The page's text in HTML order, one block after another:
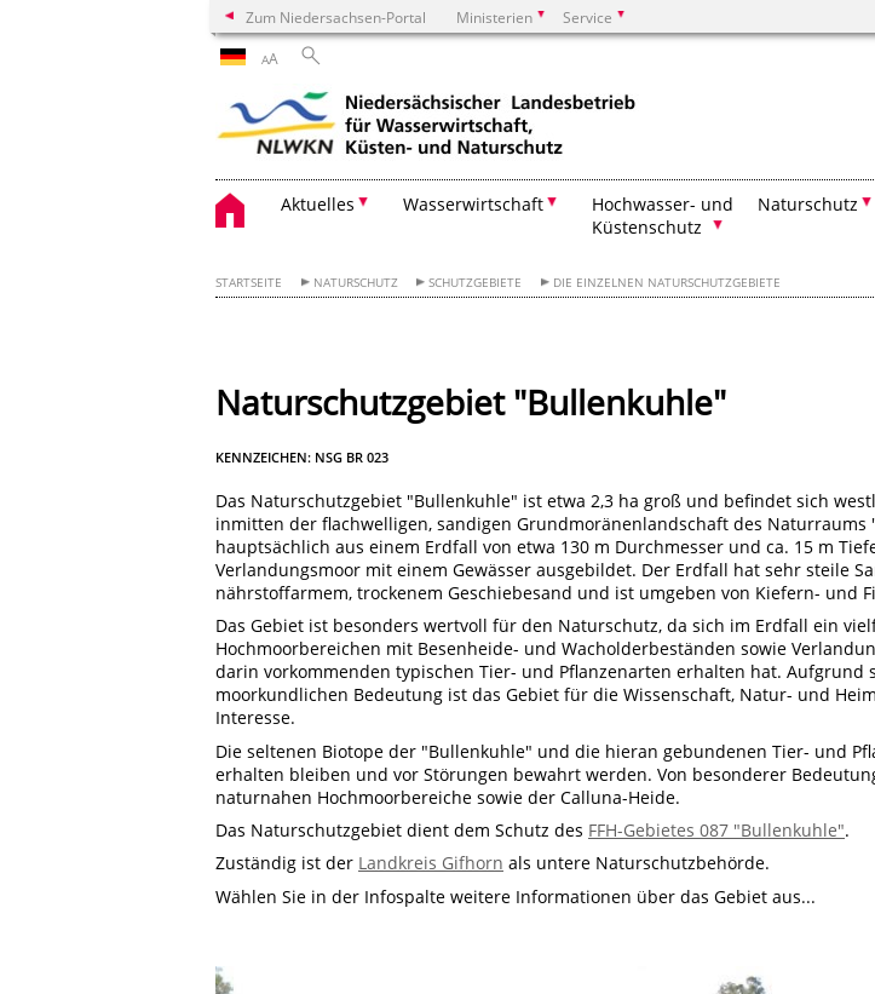
Zum Niedersachsen-Portal Ministerien Service
AA
Aktuelles Wasserwirtschaft
Hochwasser- und
Küstenschutz
Naturschutz
STARTSEITE NATURSCHUTZ SCHUTZGEBIETE DIE EINZELNEN NATURSCHUTZGEBIETE
Naturschutzgebiet "Bullenkuhle"
KENNZEICHEN: NSG BR 023
Das Naturschutzgebiet "Bullenkuhle" ist etwa 2,3 ha groß und befindet sich
inmitten der flachwelligen, sandigen Grundmoränenlandschaft des Naturraums
hauptsächlich aus einem Erdfall von etwa 130 m Durchmesser und ca. 15 m
Verlandungsmoor mit einem Gewässer ausgebildet. Der Erdfall hat sehr steile
nährstoffarmem, trockenem Geschiebesand und ist umgeben von Kiefern- und
Das Gebiet ist besonders wertvoll für den Naturschutz, da sich im Erdfall ein
Hochmoorbereichen mit Besenheide- und Wacholderbeständen sowie
darin vorkommenden typischen Tier- und Pflanzenarten erhalten hat. Aufgrund
moorkundlichen Bedeutung ist das Gebiet für die Wissenschaft, Natur- und
Interesse.
Die seltenen Biotope der "Bullenkuhle" und die hieran gebundenen Tier- und
erhalten bleiben und vor Störungen bewahrt werden. Von besonderer
naturnahen Hochmoorbereiche sowie der Calluna-Heide.
Das Naturschutzgebiet dient dem Schutz des FFH-Gebietes 087 "Bullenkuhle".
Zuständig ist der Landkreis Gifhorn als untere Naturschutzbehörde.
Wählen Sie in der Infospalte weitere Informationen über das Gebiet aus...